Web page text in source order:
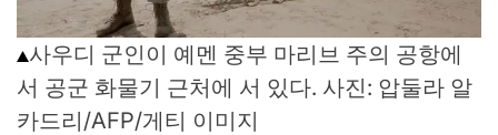
사우디 군인이 예멘 중부 마리브 주의 공항에
서 공군 화물기 근처에 서 있다. 사진: 압둘라 알
카드리/AFP/게티 이미지